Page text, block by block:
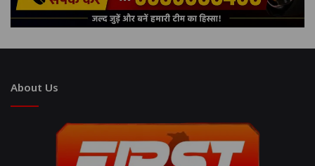
About Us